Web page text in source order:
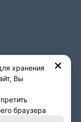
данных
хранения
Вы
браузера